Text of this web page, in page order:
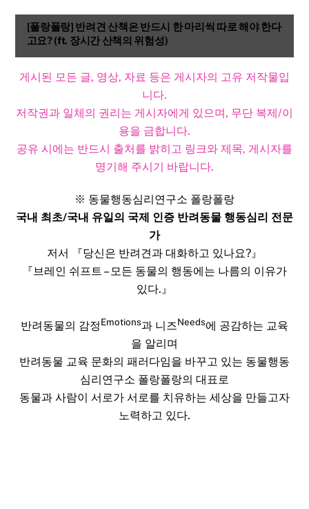
[폴랑폴랑] 반려견 산책은 반드시 한 마리씩 따로 해야 한다
고요? (ft. 장시간 산책의 위험성)
게시된 모든 글, 영상, 자료 등은 게시자의 고유 저작물입
니다.
저작권과 일체의 권리는 게시자에게 있으며, 무단 복제/이
용을 금합니다.
공유 시에는 반드시 출처를 밝히고 링크와 제목, 게시자를
명기해 주시기 바랍니다.​
※ 동물행동심리연구소 폴랑폴랑
국내 최초/국내 유일의 국제 인증 반려동물 행동심리 전문
가
저서 『당신은 반려견과 대화하고 있나요?』
『브레인 쉬프트 – 모든 동물의 행동에는 나름의 이유가
있다.』
반려동물의 감정Emotions과 니즈Needs에 공감하는 교육
을 알리며
반려동물 교육 문화의 패러다임을 바꾸고 있는 동물행동
심리연구소 폴랑폴랑의 대표로
동물과 사람이 서로가 서로를 치유하는 세상을 만들고자
노력하고 있다.